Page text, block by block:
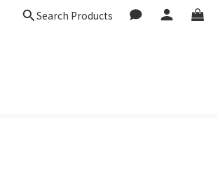
Search Products